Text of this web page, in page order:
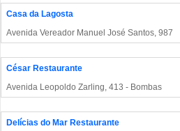
Casa da Lagosta
Avenida Vereador Manuel José Santos, 987
César Restaurante
Avenida Leopoldo Zarling, 413 - Bombas
Delícias do Mar Restaurante